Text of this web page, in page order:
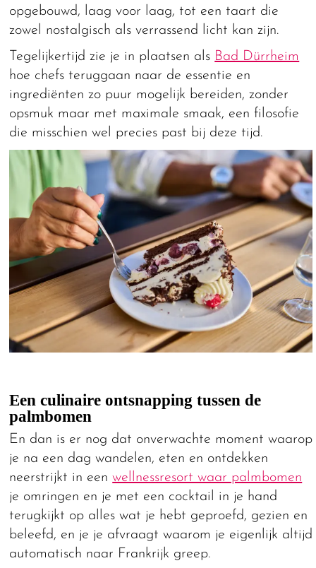
opgebouwd, laag voor laag, tot een taart die
zowel nostalgisch als verrassend licht kan zijn.
Tegelijkertijd zie je in plaatsen als Bad Dürrheim
hoe chefs teruggaan naar de essentie en
ingrediënten zo puur mogelijk bereiden, zonder
opsmuk maar met maximale smaak, een filosofie
die misschien wel precies past bij deze tijd.
Een culinaire ontsnapping tussen de
palmbomen
En dan is er nog dat onverwachte moment waarop
je na een dag wandelen, eten en ontdekken
neerstrijkt in eenwellnessresort waar palmbomen
je omringen en je met een cocktail in je hand
terugkijkt op alles wat je hebt geproefd, gezien en
beleefd, en je je afvraagt waarom je eigenlijk altijd
automatisch naar Frankrijk greep.